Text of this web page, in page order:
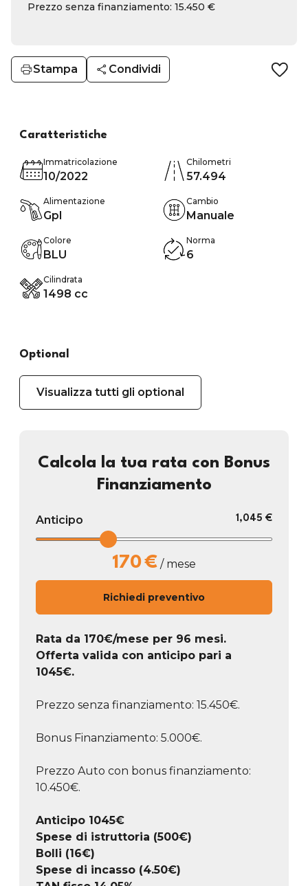
Prezzo senza finanziamento: 15.450 €
Stampa Condividi
Caratteristiche
Immatricolazione
10/2022
Chilometri
57.494
Alimentazione
Gpl
Cambio
Manuale
Colore
BLU
Norma
6
Cilindrata
1498 cc
Optional
Visualizza tutti gli optional
Calcola la tua rata con Bonus
Finanziamento
Anticipo 1,045 €
170€ / mese
Richiedi preventivo
Rata da 170€/mese per 96 mesi.
Offerta valida con anticipo pari a
1045€.
Prezzo senza finanziamento: 15.450€.
Bonus Finanziamento: 5.000€.
Prezzo Auto con bonus finanziamento:
10.450€.
Anticipo 1045€
Spese di istruttoria (500€)
Bolli (16€)
Spese di incasso (4.50€)